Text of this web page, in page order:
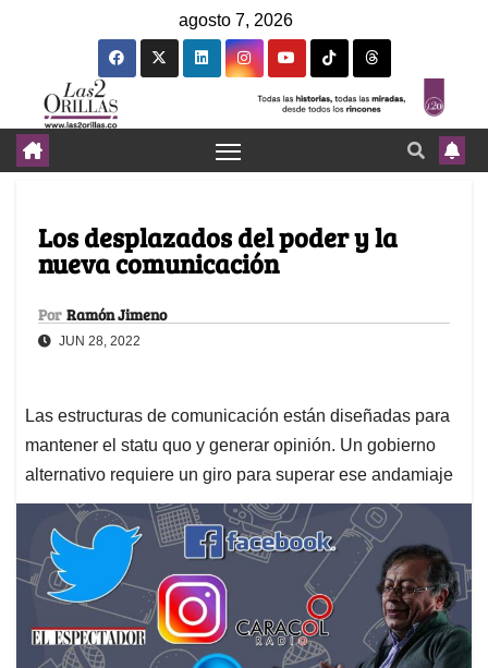
agosto 7, 2026
Los desplazados del poder y la
nueva comunicación
Por Ramón Jimeno
JUN 28, 2022
Las estructuras de comunicación están diseñadas para
mantener el statu quo y generar opinión. Un gobierno
alternativo requiere un giro para superar ese andamiaje